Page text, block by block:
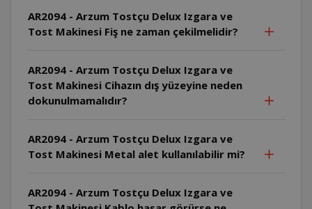
AR2094 - Arzum Tostçu Delux Izgara ve
Tost Makinesi Fiş ne zaman çekilmelidir?
AR2094 - Arzum Tostçu Delux Izgara ve
Tost Makinesi Cihazın dış yüzeyine neden
dokunulmamalıdır?
AR2094 - Arzum Tostçu Delux Izgara ve
Tost Makinesi Metal alet kullanılabilir mi?
AR2094 - Arzum Tostçu Delux Izgara ve